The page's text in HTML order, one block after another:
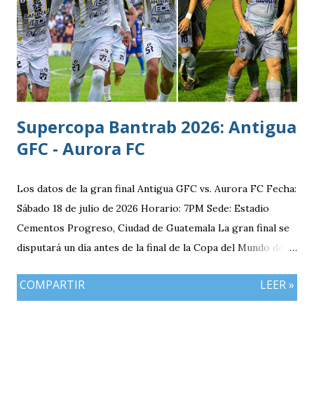
Supercopa Bantrab 2026: Antigua
GFC - Aurora FC
Los datos de la gran final Antigua GFC vs. Aurora FC Fecha:
Sábado 18 de julio de 2026 Horario: 7PM Sede: Estadio
Cementos Progreso, Ciudad de Guatemala La gran final se
disputará un día antes de la final de la Copa del Mundo de la
especialmente futbolera para los aficionados
COMPARTIR LEER »